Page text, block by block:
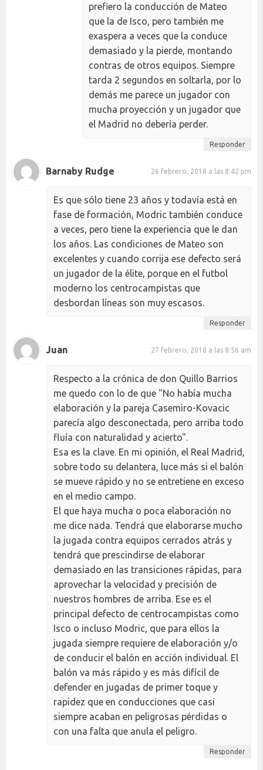
prefiero la conducción de Mateo
que la de Isco, pero también me
exaspera a veces que la conduce
demasiado y la pierde, montando
contras de otros equipos. Siempre
tarda 2 segundos en soltarla, por lo
demás me parece un jugador con
mucha proyección y un jugador que
el Madrid no debería perder.
Responder
Barnaby Rudge 26 febrero, 2018 a las 8:42 pm
Es que sólo tiene 23 años y todavía está en
fase de formación, Modric también conduce
a veces, pero tiene la experiencia que le dan
los años. Las condiciones de Mateo son
excelentes y cuando corrija ese defecto será
un jugador de la élite, porque en el futbol
moderno los centrocampistas que
desbordan líneas son muy escasos.
Responder
Juan 27 febrero, 2018 a las 8:56 am
Respecto a la crónica de don Quillo Barrios
me quedo con lo de que "No había mucha
elaboración y la pareja Casemiro-Kovacic
parecía algo desconectada, pero arriba todo
fluía con naturalidad y acierto".
Esa es la clave. En mi opinión, el Real Madrid,
sobre todo su delantera, luce más si el balón
se mueve rápido y no se entretiene en exceso
en el medio campo.
El que haya mucha o poca elaboración no
me dice nada. Tendrá que elaborarse mucho
la jugada contra equipos cerrados atrás y
tendrá que prescindirse de elaborar
demasiado en las transiciones rápidas, para
aprovechar la velocidad y precisión de
nuestros hombres de arriba. Ese es el
principal defecto de centrocampistas como
Isco o incluso Modric, que para ellos la
jugada siempre requiere de elaboración y/o
de conducir el balón en acción individual. El
balón va más rápido y es más difícil de
defender en jugadas de primer toque y
rapidez que en conducciones que casi
siempre acaban en peligrosas pérdidas o
con una falta que anula el peligro.
Responder